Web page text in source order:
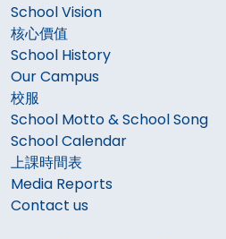
School Vision
核心價值
School History
Our Campus
校服
School Motto & School Song
School Calendar
上課時間表
Media Reports
Contact us